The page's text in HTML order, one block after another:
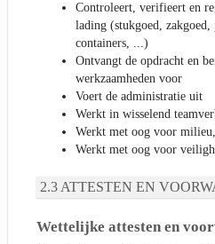
Controleert, verifieert en
lading (stukgoed,
containers, ...)
Ontvangt de opdracht en
werkzaamheden voor
Voert de administratie uit
Werkt in wisselend
Werkt met oog voor
Werkt met oog voor
ATTESTEN EN
Wettelijke attesten en